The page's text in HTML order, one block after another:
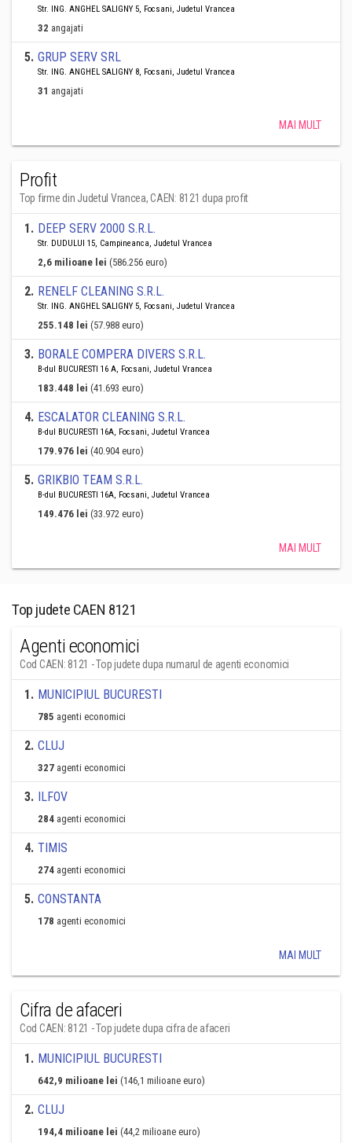
Str. ING. ANGHEL SALIGNY 5, Focsani, Judetul Vrancea
32 angajati
5. GRUP SERV SRL
Str. ING. ANGHEL SALIGNY 8, Focsani, Judetul Vrancea
31 angajati
MAI MULT
Profit
Top firme din Judetul Vrancea, CAEN: 8121 dupa profit
1. DEEP SERV 2000 S.R.L.
Str. DUDULUI 15, Campineanca, Judetul Vrancea
2,6 milioane lei (586.256 euro)
2. RENELF CLEANING S.R.L.
Str. ING. ANGHEL SALIGNY 5, Focsani, Judetul Vrancea
255.148 lei (57.988 euro)
3. BORALE COMPERA DIVERS S.R.L.
B-dul BUCURESTI 16 A, Focsani, Judetul Vrancea
183.448 lei (41.693 euro)
4. ESCALATOR CLEANING S.R.L.
B-dul BUCURESTI 16A, Focsani, Judetul Vrancea
179.976 lei (40.904 euro)
5. GRIKBIO TEAM S.R.L.
B-dul BUCURESTI 16A, Focsani, Judetul Vrancea
149.476 lei (33.972 euro)
MAI MULT
Top judete CAEN 8121
Agenti economici
Cod CAEN: 8121 - Top judete dupa numarul de agenti economici
1. MUNICIPIUL BUCURESTI
785 agenti economici
2. CLUJ
327 agenti economici
3. ILFOV
284 agenti economici
4. TIMIS
274 agenti economici
5. CONSTANTA
178 agenti economici
MAI MULT
Cifra de afaceri
Cod CAEN: 8121 - Top judete dupa cifra de afaceri
1. MUNICIPIUL BUCURESTI
642,9 milioane lei (146,1 milioane euro)
2. CLUJ
194,4 milioane lei (44,2 milioane euro)